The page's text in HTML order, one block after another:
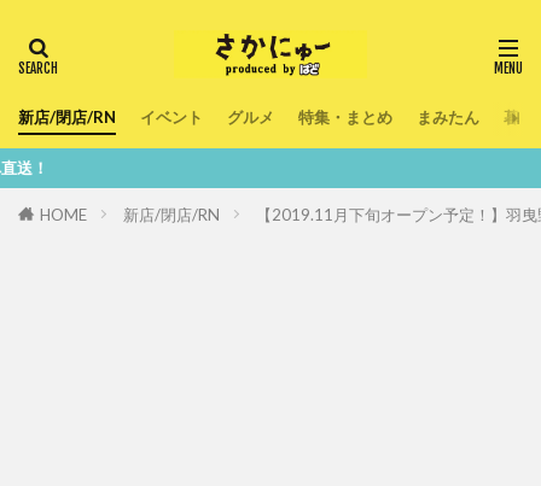
新店/閉店/RN イベント グルメ 特集・まとめ まみたん 暮ら
HOME 新店/閉店/RN 【2019.11月下旬オープン予定！】羽